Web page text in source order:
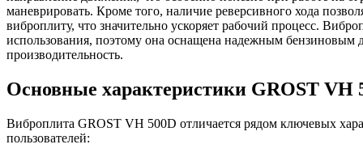
маневрировать. Кроме того, наличие реверсивного хода
виброплиту, что значительно ускоряет рабочий процесс.
использования, поэтому она оснащена надежным
производительность.
Основные характеристики GROST VH
Виброплита GROST VH 500D отличается рядом ключевых
пользователей: